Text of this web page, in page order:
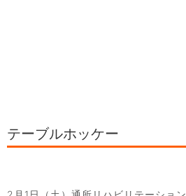
テーブルホッケー